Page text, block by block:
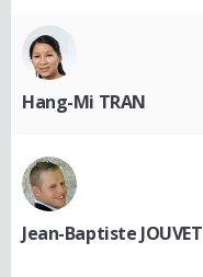
Hang-Mi TRAN
Jean-Baptiste JOUVET